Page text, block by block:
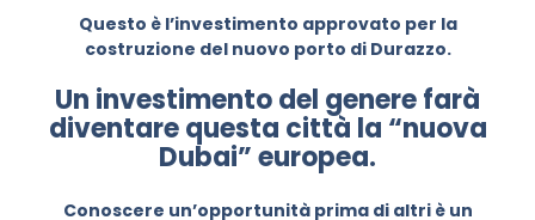
Questo è l’investimento approvato per la
costruzione del nuovo porto di Durazzo.
Un investimento del genere farà
diventare questa città la “nuova
Dubai” europea.
Conoscere un’opportunità prima di altri è un